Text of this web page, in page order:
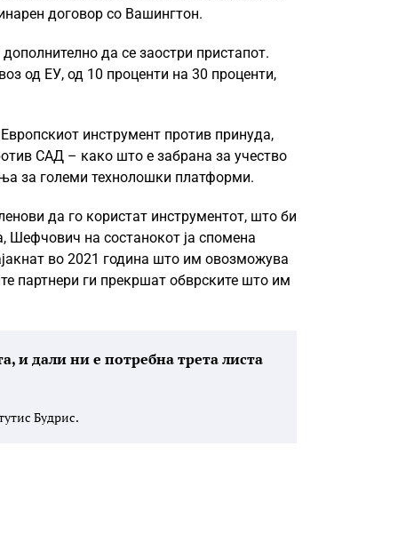
договор со Вашингтон.
да се заостри пристапот.
од ЕУ, од 10 проценти на 30 проценти,
инструмент против принуда,
САД – како што е забрана за учество
за големи технолошки платформи.
да го користат инструментот, што би
Шефчович на состанокот ја спомена
во 2021 година што им овозможува
партнери ги прекршат обврските што им
и дали ни е потребна трета листа
Будрис.